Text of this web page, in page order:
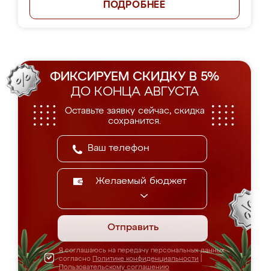
ПОДРОБНЕЕ
ФИКСИРУЕМ СКИДКУ В 5%
ДО КОНЦА АВГУСТА
Оставьте заявку сейчас, скидка
сохранится.
Желаемый бюджет
Отправить
Я соглашаюсь на передачу персональных данных
согласно Политике конфиденциальности
Пользовательскому соглашению